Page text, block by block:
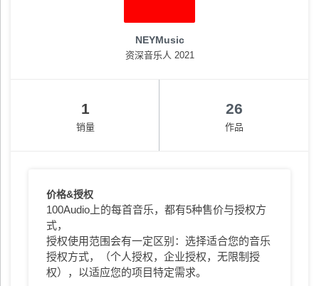
NEYMusic
资深音乐人 2021
1
销量
26
作品
价格&授权
100Audio上的每首音乐，都有5种售价与授权方
式，
授权使用范围会有一定区别：选择适合您的音乐
授权方式，（个人授权，企业授权，无限制授
权），以适应您的项目特定需求。